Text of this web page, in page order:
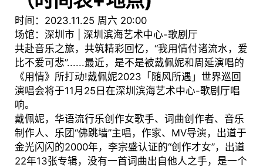
时间：2023.11.25 周六 20:00
场馆：深圳市 | 深圳滨海艺术中心-歌剧厅
共赴音乐之旅，共筑精彩回忆，“我用情付诸流水，爱
比不爱可悲”......最近，是不是被戴佩妮和周延演唱的
《用情》所打动!戴佩妮2023「随风所遇」世界巡回
演唱会将于11月25日在深圳滨海艺术中心-歌剧厅唱
响。
戴佩妮，华语流行乐创作女歌手、词曲创作者、音乐
制作人、乐团“佛跳墙”主唱，作家、MV导演，出道于
金光闪闪的2000年，李宗盛认证的“创作才女”，出道
22年13张专辑，没有一首词曲出自他人之手，是一个